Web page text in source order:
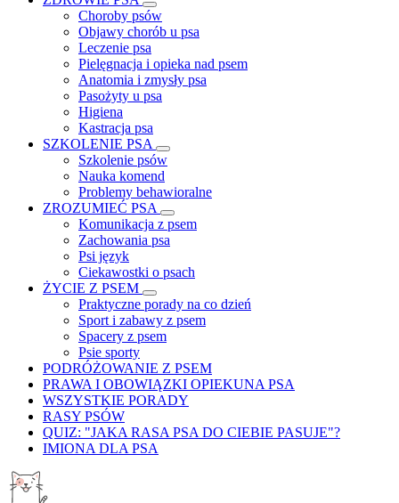
Choroby psów
Objawy chorób u psa
Leczenie psa
Pielęgnacja i opieka nad psem
Anatomia i zmysły psa
Pasożyty u psa
Higiena
Kastracja psa
SZKOLENIE PSA
Szkolenie psów
Nauka komend
Problemy behawioralne
ZROZUMIEĆ PSA
Komunikacja z psem
Zachowania psa
Psi język
Ciekawostki o psach
ŻYCIE Z PSEM
Praktyczne porady na co dzień
Sport i zabawy z psem
Spacery z psem
Psie sporty
PODRÓŻOWANIE Z PSEM
PRAWA I OBOWIĄZKI OPIEKUNA PSA
WSZYSTKIE PORADY
RASY PSÓW
QUIZ: "JAKA RASA PSA DO CIEBIE PASUJE"?
IMIONA DLA PSA